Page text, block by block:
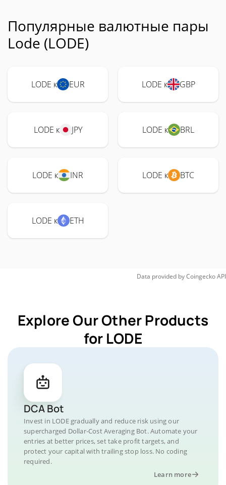
Популярные валютные пары
Lode (LODE)
LODE к EUR LODE к GBP
LODE к JPY LODE к BRL
LODE к INR LODE к BTC
LODE к ETH
Data provided byCoingeckoAPI
Explore Our Other Products
for LODE
DCA Bot
Invest in LODE gradually and reduce risk using our
supercharged Dollar-Cost Averaging Bot. Automate your
entries at better prices, set take profit targets, and
protect your capital with trailing stop loss. No coding
required.
Learn more